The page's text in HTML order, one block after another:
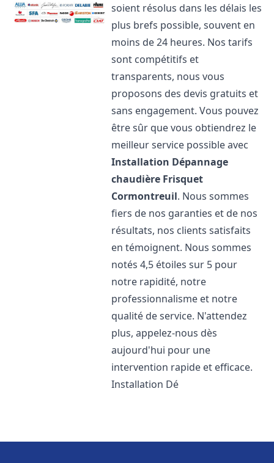
soient résolus dans les délais les
plus brefs possible, souvent en
moins de 24 heures. Nos tarifs
sont compétitifs et
transparents, nous vous
proposons des devis gratuits et
sans engagement. Vous pouvez
être sûr que vous obtiendrez le
meilleur service possible avec
Installation Dépannage
chaudière Frisquet
Cormontreuil. Nous sommes
fiers de nos garanties et de nos
résultats, nos clients satisfaits
en témoignent. Nous sommes
notés 4,5 étoiles sur 5 pour
notre rapidité, notre
professionnalisme et notre
qualité de service. N'attendez
plus, appelez-nous dès
aujourd'hui pour une
intervention rapide et efficace.
Installation Dé